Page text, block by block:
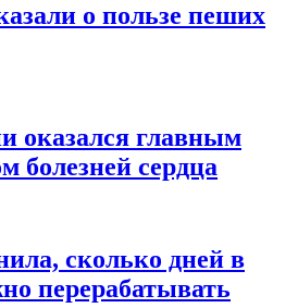
о пользе пеших
оказался главным
болезней сердца
сколько дней в
перерабатывать